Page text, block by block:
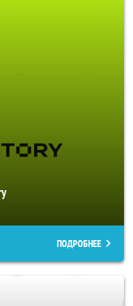
ПОДРОБНЕЕ